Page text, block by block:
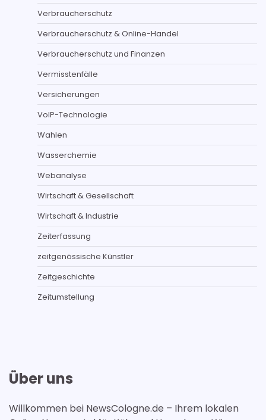
Verbraucherschutz
Verbraucherschutz & Online-Handel
Verbraucherschutz und Finanzen
Vermisstenfälle
Versicherungen
VoIP-Technologie
Wahlen
Wasserchemie
Webanalyse
Wirtschaft & Gesellschaft
Wirtschaft & Industrie
Zeiterfassung
zeitgenössische Künstler
Zeitgeschichte
Zeitumstellung
Über uns
Willkommen bei NewsCologne.de – Ihrem lokalen